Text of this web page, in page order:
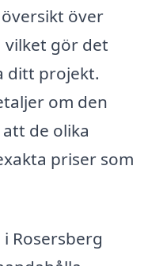
över
vilket gör det
ditt projekt.
om den
de olika
priser som
Rosersberg